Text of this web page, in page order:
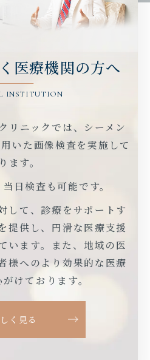
医療機関の方へ
INSTITUTION
リニックでは、シーメン
いた画像検査を実施して
ます。
日検査も可能です。
して、診療をサポートす
提供し、 円滑な医療支援
います。また、地域の医
様へのより効果的な医療
けております。
く見る